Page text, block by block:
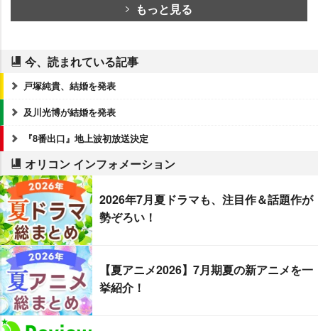
もっと見る
今、読まれている記事
戸塚純貴、結婚を発表
及川光博が結婚を発表
『8番出口』地上波初放送決定
オリコン インフォメーション
2026年7月夏ドラマも、注目作＆話題作が
勢ぞろい！
【夏アニメ2026】7月期夏の新アニメを一
挙紹介！